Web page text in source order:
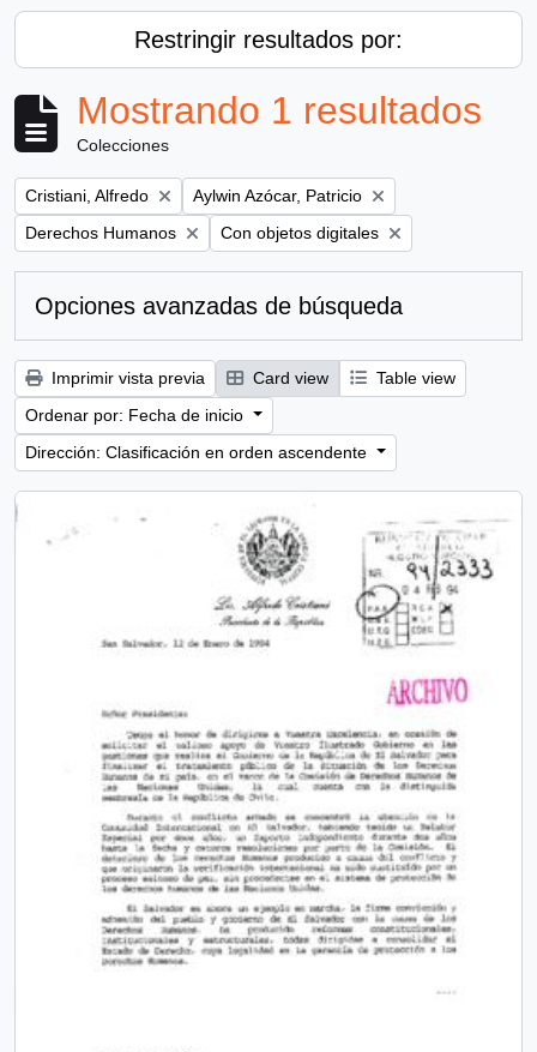
Restringir resultados por:
Mostrando 1 resultados
Colecciones
Remove filter:
Cristiani, Alfredo Remove filter:
Aylwin Azócar, Patricio
Remove filter:
Derechos Humanos Remove filter:
Con objetos digitales
Opciones avanzadas de búsqueda
Imprimir vista previa Card view
Table view
Ordenar por: Fecha de inicio
Dirección: Clasificación en orden ascendente